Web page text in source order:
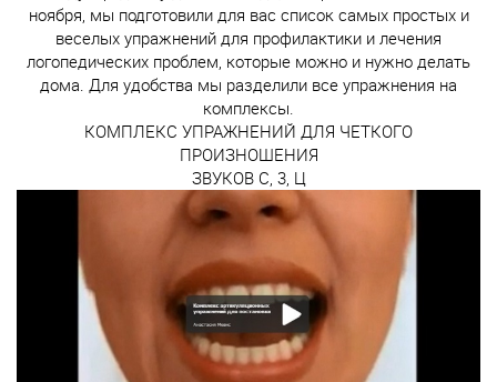
ноября, мы подготовили для вас список самых простых и
веселых упражнений для профилактики и лечения
логопедических проблем, которые можно и нужно делать
дома. Для удобства мы разделили все упражнения на
комплексы.
КОМПЛЕКС УПРАЖНЕНИЙ ДЛЯ ЧЕТКОГО
ПРОИЗНОШЕНИЯ
ЗВУКОВ С, 3, Ц